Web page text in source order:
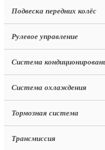
Подвеска передних колёс
Рулевое управление
Система
Система охлаждения
Тормозная система
Трансмиссия